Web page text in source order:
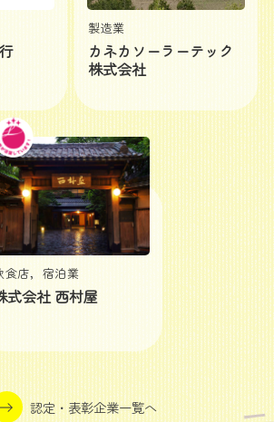
製造業
カネカソーラーテック
株式会社
食店，宿泊業
式会社 西村屋
認定・表彰企業一覧へ